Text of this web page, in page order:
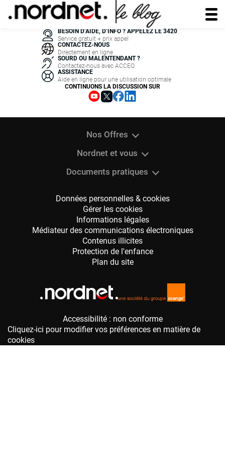
Accessibilité : non conforme
Cliquez-ici pour modifier vos préférences en matière de
cookies